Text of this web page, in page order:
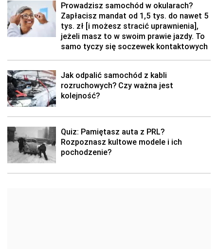
Prowadzisz samochód w okularach?
Zapłacisz mandat od 1,5 tys. do nawet 5
tys. zł [i możesz stracić uprawnienia],
jeżeli masz to w swoim prawie jazdy. To
samo tyczy się soczewek kontaktowych
Jak odpalić samochód z kabli
rozruchowych? Czy ważna jest
kolejność?
Quiz: Pamiętasz auta z PRL?
Rozpoznasz kultowe modele i ich
pochodzenie?